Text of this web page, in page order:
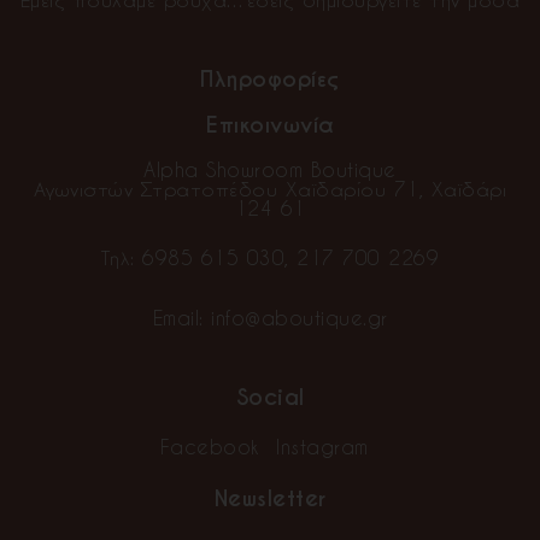
Πληροφορίες
Επικοινωνία
Alpha Showroom Boutique
Αγωνιστών Στρατοπέδου Χαϊδαρίου 71, Χαϊδάρι
124 61
Τηλ: 6985 615 030 217 700 2269
Email: info@aboutique.gr
Social
Facebook Instagram
Newsletter